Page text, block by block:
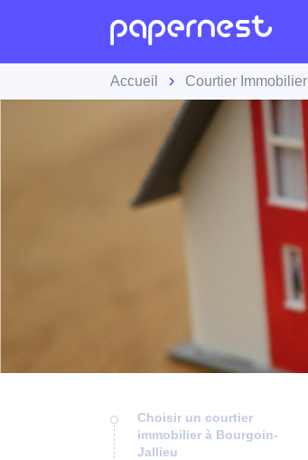
Accueil Courtier Immobilier
Choisir un courtier
immobilier à Bourgoin-
Jallieu